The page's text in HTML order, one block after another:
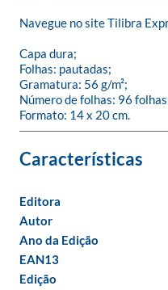
Navegue no site Tilibra
Capa dura;
Folhas: pautadas;
Gramatura: 56 g/m²;
Número de folhas: 96
Formato: 14 x 20 cm.
Editora
Autor
Ano da Edição
EAN13
Edição